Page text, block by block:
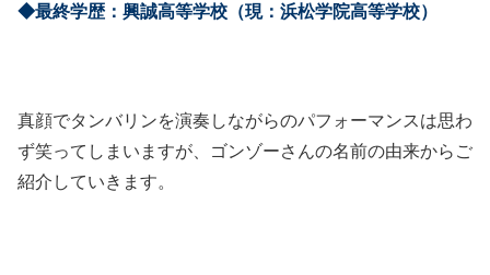
◆最終学歴：興誠高等学校（現：浜松学院高等学校）
真顔でタンバリンを演奏しながらのパフォーマンスは思わ
ず笑ってしまいますが、ゴンゾーさんの名前の由来からご
紹介していきます。